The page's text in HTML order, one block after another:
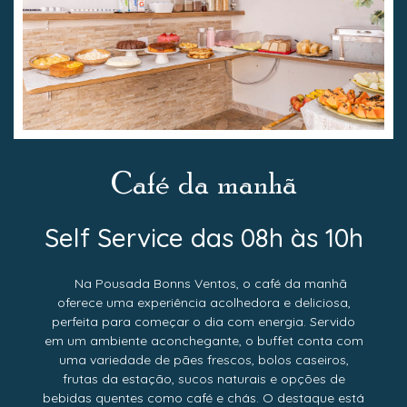
Café da manhã
Self Service das 08h às 10h
Na Pousada Bonns Ventos, o café da manhã
oferece uma experiência acolhedora e deliciosa,
perfeita para começar o dia com energia. Servido
em um ambiente aconchegante, o buffet conta com
uma variedade de pães frescos, bolos caseiros,
frutas da estação, sucos naturais e opções de
bebidas quentes como café e chás. O destaque está